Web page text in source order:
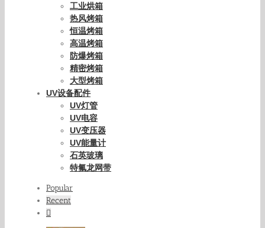
工业烘箱
热风烤箱
恒温烤箱
高温烤箱
防爆烤箱
精密烤箱
大型烤箱
UV设备配件
UV灯管
UV电容
UV变压器
UV能量计
石英玻璃
特氟龙网带
Popular
Recent